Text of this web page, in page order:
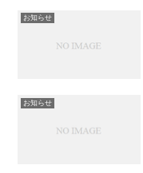
お知らせ
お知らせ